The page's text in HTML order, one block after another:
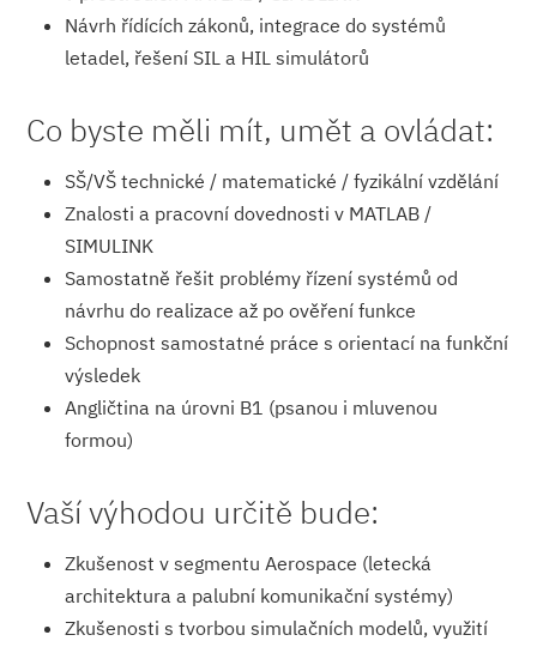
Návrh řídících zákonů, integrace do systémů
letadel, řešení SIL a HIL simulátorů
Co byste měli mít, umět a ovládat:
SŠ/VŠ technické / matematické / fyzikální vzdělání
Znalosti a pracovní dovednosti v MATLAB /
SIMULINK
Samostatně řešit problémy řízení systémů od
návrhu do realizace až po ověření funkce
Schopnost samostatné práce s orientací na funkční
výsledek
Angličtina na úrovni B1 (psanou i mluvenou
formou)
Vaší výhodou určitě bude:
Zkušenost v segmentu Aerospace (letecká
architektura a palubní komunikační systémy)
Zkušenosti s tvorbou simulačních modelů, využití